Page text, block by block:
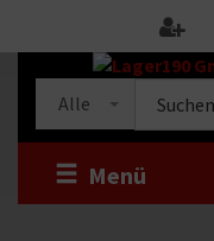
Alle
Shop
Menü